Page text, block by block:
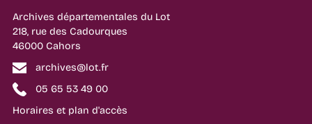
Archives départementales du Lot
218, rue des Cadourques
46000 Cahors
archives@lot.fr
05 65 53 49 00
Horaires et plan d'accès